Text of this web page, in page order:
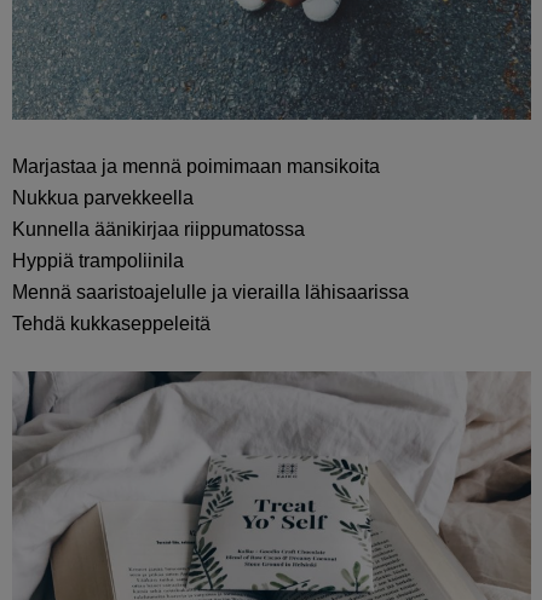
Marjastaa ja mennä poimimaan mansikoita
Nukkua parvekkeella
Kunnella äänikirjaa riippumatossa
Hyppiä trampoliinila
Mennä saaristoajelulle ja vierailla lähisaarissa
Tehdä kukkaseppeleitä